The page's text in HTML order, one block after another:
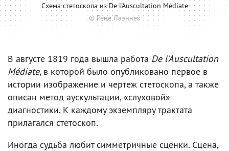
Схема стетоскопа из De l'Auscultation Médiate
© Рене Лаэннек
В августе 1819 года вышла работа De l'Auscultation
Médiate, в которой было опубликовано первое в
истории изображение и чертеж стетоскопа, а также
описан метод аускультации, «слуховой»
диагностики. К каждому экземпляру трактата
прилагался стетоскоп.
Иногда судьба любит симметричные сценки. Сцена,